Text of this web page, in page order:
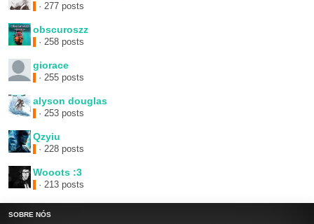
· 277 posts
obscuroszz
· 258 posts
giorace
· 255 posts
alyson douglas
· 253 posts
Qzyiu
· 228 posts
Wooots :3
· 213 posts
SOBRE NÓS